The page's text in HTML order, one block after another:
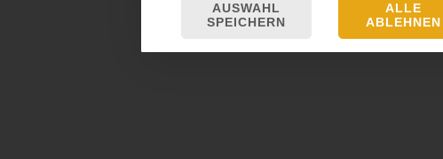
AUSWAHL
SPEICHERN
ALLE
ABLEHNEN